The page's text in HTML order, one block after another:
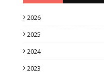
2026
2025
2024
2023